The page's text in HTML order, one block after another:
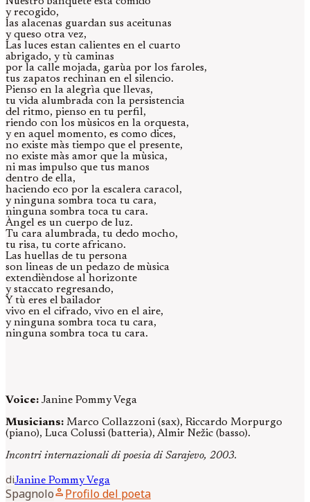
y recogido,
las alacenas guardan sus aceitunas
y queso otra vez,
Las luces estan calientes en el cuarto
abrigado, y tù caminas
por la calle mojada, garùa por los faroles,
tus zapatos rechinan en el silencio.
Pienso en la alegrìa que llevas,
tu vida alumbrada con la persistencia
del ritmo, pienso en tu perfil,
riendo con los mùsicos en la orquesta,
y en aquel momento, es como dices,
no existe màs tiempo que el presente,
no existe màs amor que la mùsica,
ni mas impulso que tus manos
dentro de ella,
haciendo eco por la escalera caracol,
y ninguna sombra toca tu cara,
ninguna sombra toca tu cara.
Àngel es un cuerpo de luz.
Tu cara alumbrada, tu dedo mocho,
tu risa, tu corte africano.
Las huellas de tu persona
son lineas de un pedazo de mùsica
extendièndose al horizonte
y staccato regresando,
Y tù eres el bailador
vivo en el cifrado, vivo en el aire,
y ninguna sombra toca tu cara,
ninguna sombra toca tu cara.
Voice: Janine Pommy Vega
Musicians: Marco Collazzoni (sax), Riccardo Morpurgo
(piano), Luca Colussi (batteria), Almir Nežic (basso).
Incontri internazionali di poesia di Sarajevo, 2003.
diJanine Pommy Vega
Spagnoloperson Profilo del poeta